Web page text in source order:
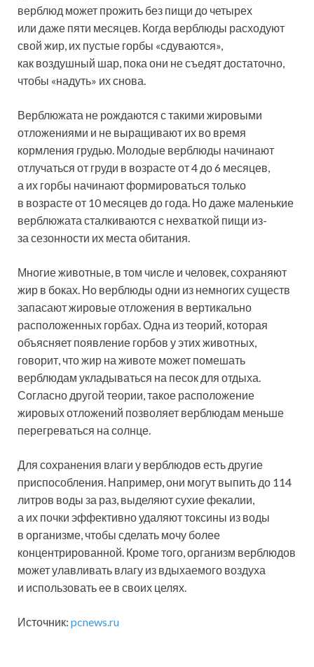
верблюд может прожить без пищи до четырех
или даже пяти месяцев. Когда верблюды расходуют
свой жир, их пустые горбы «сдуваются»,
как воздушный шар, пока они не съедят достаточно,
чтобы «надуть» их снова.
Верблюжата не рождаются с такими жировыми
отложениями и не выращивают их во время
кормления грудью. Молодые верблюды начинают
отлучаться от груди в возрасте от 4 до 6 месяцев,
а их горбы начинают формироваться только
в возрасте от 10 месяцев до года. Но даже маленькие
верблюжата сталкиваются с нехваткой пищи из-
за сезонности их места обитания.
Многие животные, в том числе и человек, сохраняют
жир в боках. Но верблюды одни из немногих существ
запасают жировые отложения в вертикально
расположенных горбах. Одна из теорий, которая
объясняет появление горбов у этих животных,
говорит, что жир на животе может помешать
верблюдам укладываться на песок для отдыха.
Согласно другой теории, такое расположение
жировых отложений позволяет верблюдам меньше
перегреваться на солнце.
Для сохранения влаги у верблюдов есть другие
приспособления. Например, они могут выпить до 114
литров воды за раз, выделяют сухие фекалии,
а их почки эффективно удаляют токсины из воды
в организме, чтобы сделать мочу более
концентрированной. Кроме того, организм верблюдов
может улавливать влагу из вдыхаемого воздуха
и использовать ее в своих целях.
Источник: pcnews.ru